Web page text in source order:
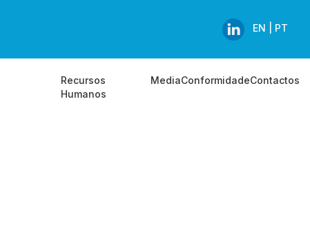
EN | PT
Recursos
Humanos
MediaConformidadeContactos